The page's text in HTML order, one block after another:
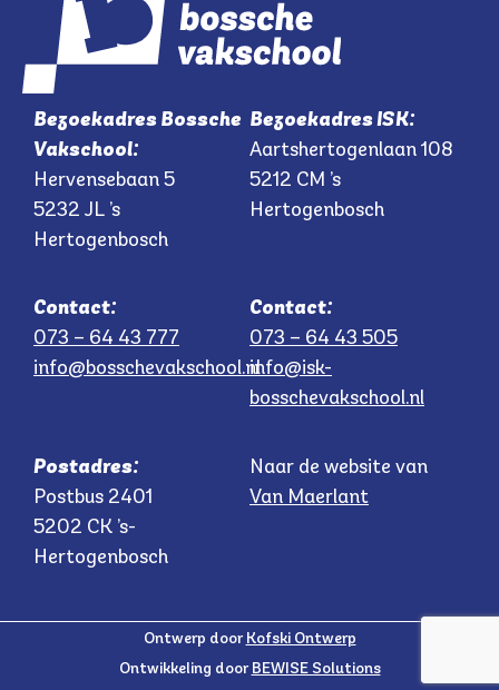
Bezoekadres Bossche
Vakschool:
Hervensebaan 5
5232 JL ’s
Hertogenbosch
Bezoekadres ISK:
Aartshertogenlaan 108
5212 CM ’s
Hertogenbosch
Contact:
073 – 64 43 777
info@bosschevakschool.nl
Contact:
073 – 64 43 505
info@isk-
bosschevakschool.nl
Postadres:
Postbus 2401
5202 CK ’s-
Hertogenbosch
Naar de website van
Van Maerlant
Ontwerp door Kofski Ontwerp
Ontwikkeling door BEWISE Solutions